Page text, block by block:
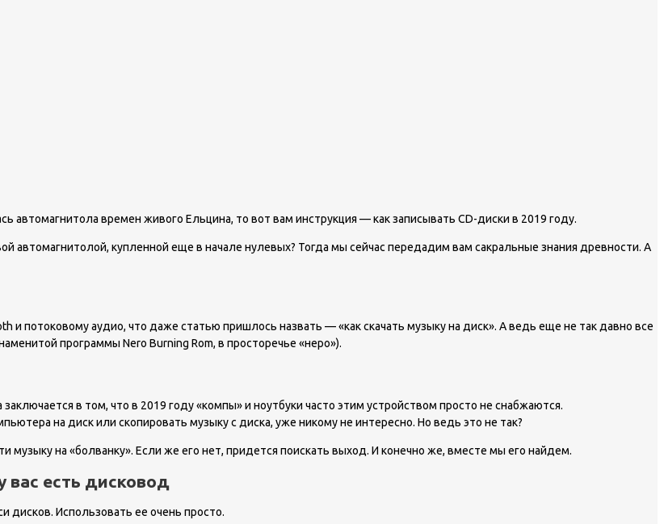
автомагнитола времен живого Ельцина, то вот вам инструкция — как записывать CD-диски в 2019 году.
автомагнитолой, купленной еще в начале нулевых? Тогда мы сейчас передадим вам сакральные знания древности. А
потоковому аудио, что даже статью пришлось назвать — «как скачать музыку на диск». А ведь еще не так давно все
программы Nero Burning Rom, в просторечье «неро»).
в том, что в 2019 году «компы» и ноутбуки часто этим устройством просто не снабжаются.
на диск или скопировать музыку с диска, уже никому не интересно. Но ведь это не так?
музыку на «болванку». Если же его нет, придется поискать выход. И конечно же, вместе мы его найдем.
вас есть дисковод
дисков. Использовать ее очень просто.